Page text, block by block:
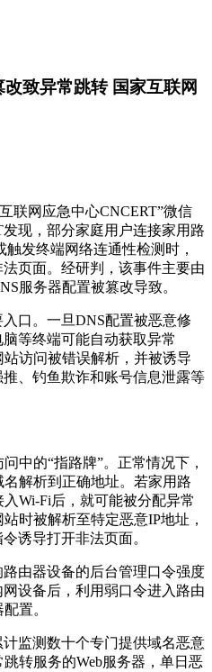
致异常跳转 国家互联网
网应急中心CNCERT”微信
现，部分家庭用户连接家用路
发终端网络连通性检测时，
页面。经研判，该事件主要由
服务器配置被篡改导致。
。一旦DNS配置被恶意修
等终端可能自动获取异常
访问被错误解析，并被诱导
、钓鱼欺诈和账号信息泄露等
的“指路牌”。正常情况下，
解析到正确地址。若家用路
Wi-Fi后，就可能被分配异常
时被解析至特定恶意IP地址，
诱导打开非法页面。
由器设备的后台管理口令强度
设备后，利用弱口令进入路由
置。
监测数十个专门提供域名恶意
转服务的Web服务器，单日恶